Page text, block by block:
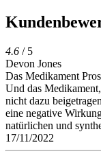
4.6 / 5
Devon Jones
Das Medikament
Und das
nicht dazu
eine negative
natürlichen und
17/11/2022